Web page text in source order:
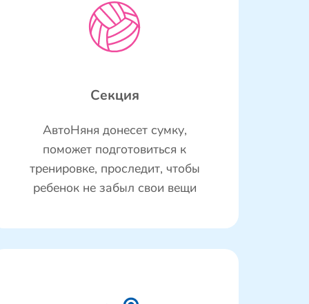
Секция
АвтоНяня донесет сумку,
поможет подготовиться к
тренировке, проследит, чтобы
ребенок не забыл свои вещи